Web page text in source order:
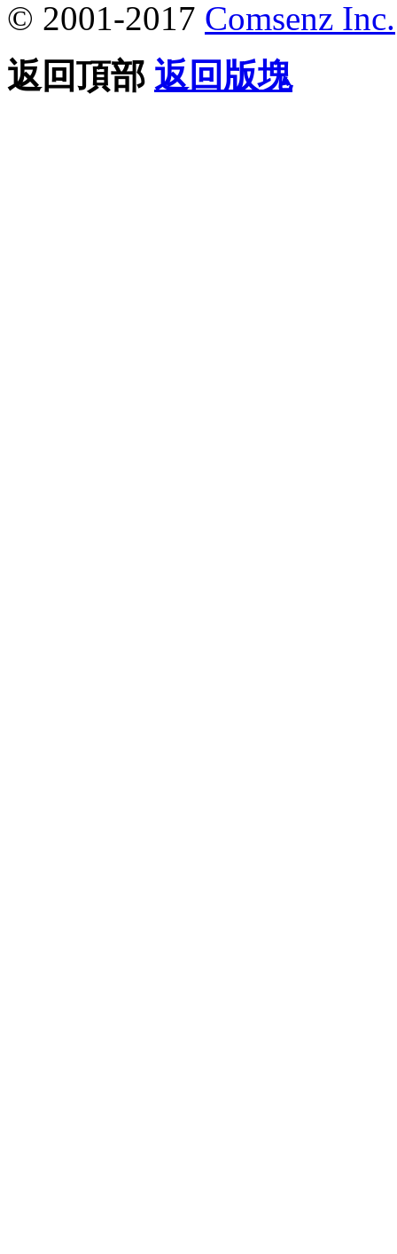
© 2001-2017 Comsenz Inc.
返回頂部 返回版塊